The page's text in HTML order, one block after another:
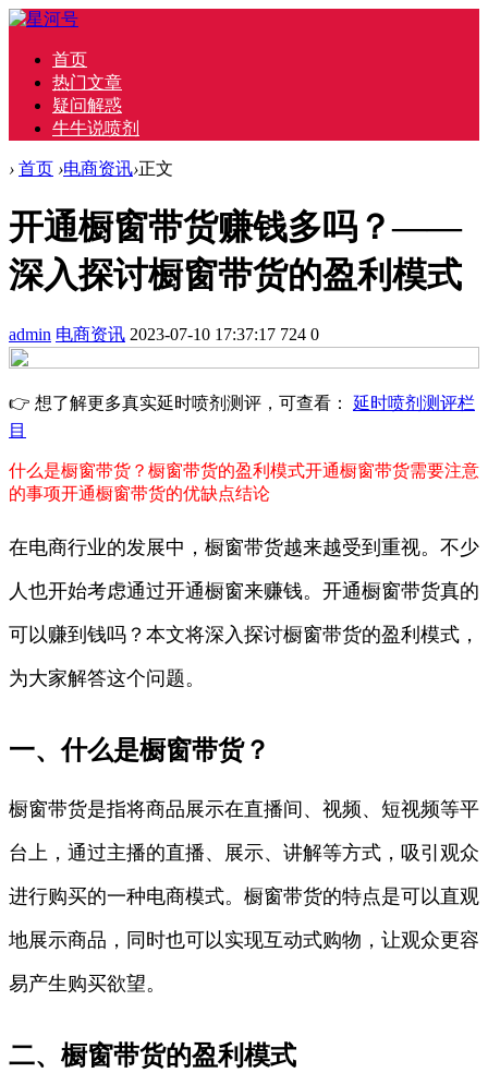
首页
热门文章
疑问解惑
牛牛说喷剂
› 首页 ›电商资讯›正文
开通橱窗带货赚钱多吗？——
深入探讨橱窗带货的盈利模式
admin 电商资讯 2023-07-10 17:37:17 724 0
👉 想了解更多真实延时喷剂测评，可查看： 延时喷剂测评栏
目
什么是橱窗带货？ 橱窗带货的盈利模式开通橱窗带货需要注意
的事项开通橱窗带货的优缺点结论
在电商行业的发展中，橱窗带货越来越受到重视。不少
人也开始考虑通过开通橱窗来赚钱。开通橱窗带货真的
可以赚到钱吗？本文将深入探讨橱窗带货的盈利模式，
为大家解答这个问题。
一、什么是橱窗带货？
橱窗带货是指将商品展示在直播间、视频、短视频等平
台上，通过主播的直播、展示、讲解等方式，吸引观众
进行购买的一种电商模式。橱窗带货的特点是可以直观
地展示商品，同时也可以实现互动式购物，让观众更容
易产生购买欲望。
二、橱窗带货的盈利模式